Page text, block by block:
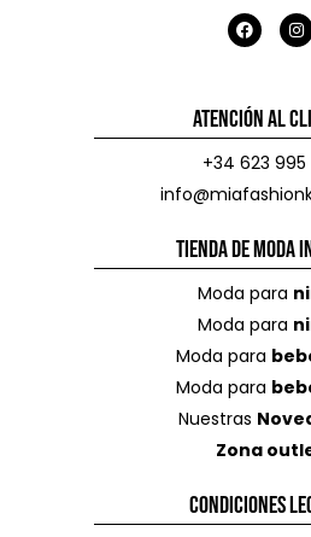
Atención al
+34 623 995
Tienda de
Moda para
Moda para
Moda para
Moda para
Nuestras
Zona
Condiciones